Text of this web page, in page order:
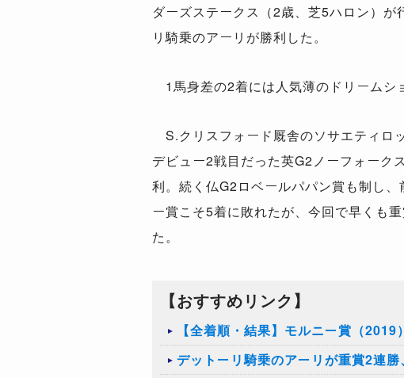
ダーズステークス（2歳、芝5ハロン）が
リ騎乗のアーリが勝利した。
1馬身差の2着には人気薄のドリームシ
S.クリスフォード厩舎のソサエティロ
デビュー2戦目だった英G2ノーフォーク
利。続く仏G2ロベールパパン賞も制し、
ー賞こそ5着に敗れたが、今回で早くも
た。
【おすすめリンク】
【全着順・結果】モルニー賞（2019）
デットーリ騎乗のアーリが重賞2連